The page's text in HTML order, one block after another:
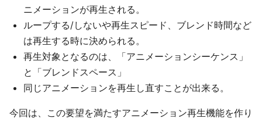
ニメーションが再生される。
ループする/しないや再生スピード、ブレンド時間など
は再生する時に決められる。
再生対象となるのは、「アニメーションシーケンス」
と「ブレンドスペース」
同じアニメーションを再生し直すことが出来る。
今回は、この要望を満たすアニメーション再生機能を作り